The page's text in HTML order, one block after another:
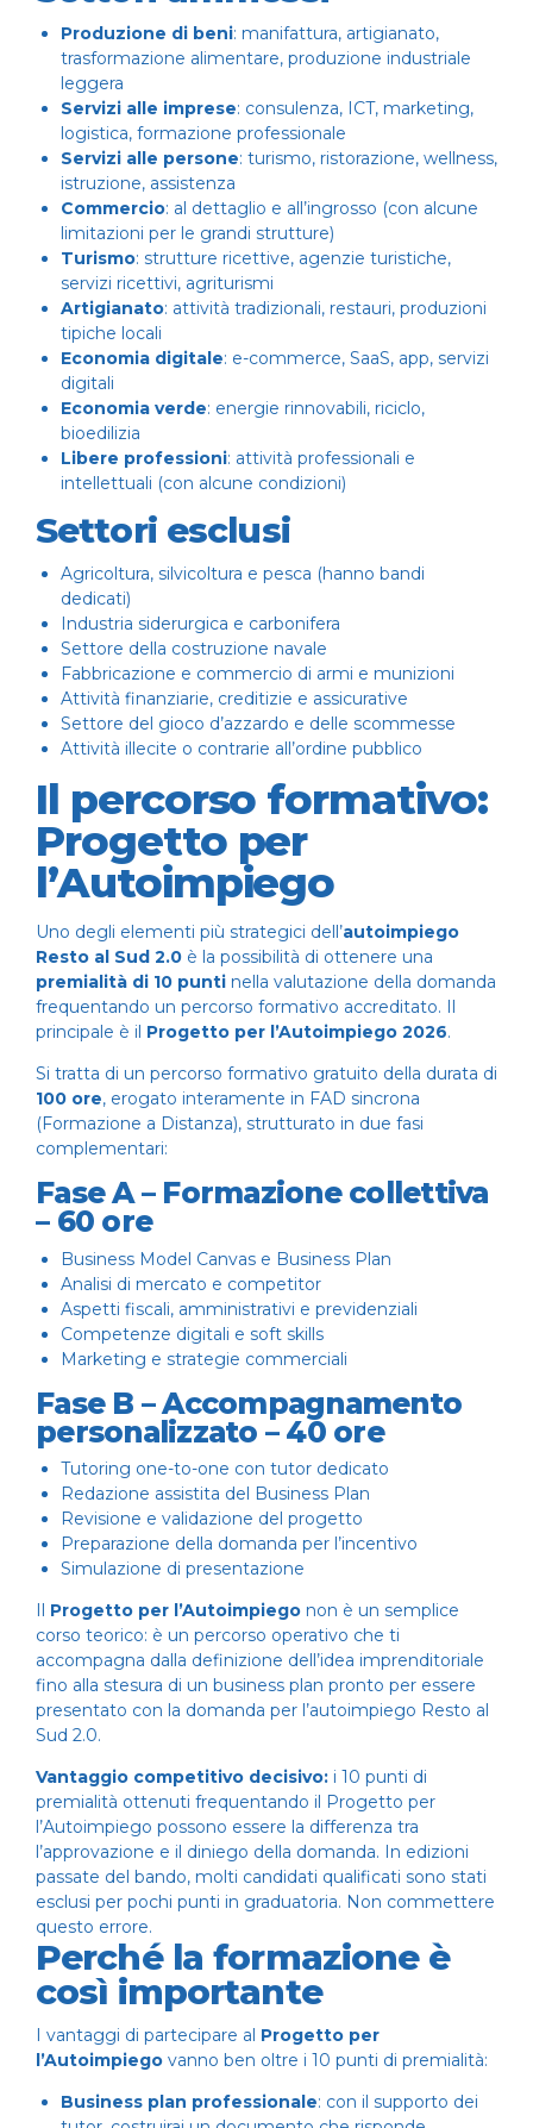
Produzione di beni: manifattura, artigianato,
trasformazione alimentare, produzione industriale
leggera
Servizi alle imprese: consulenza, ICT, marketing,
logistica, formazione professionale
Servizi alle persone: turismo, ristorazione, wellness,
istruzione, assistenza
Commercio: al dettaglio e all’ingrosso (con alcune
limitazioni per le grandi strutture)
Turismo: strutture ricettive, agenzie turistiche,
servizi ricettivi, agriturismi
Artigianato: attività tradizionali, restauri, produzioni
tipiche locali
Economia digitale: e-commerce, SaaS, app, servizi
digitali
Economia verde: energie rinnovabili, riciclo,
bioedilizia
Libere professioni: attività professionali e
intellettuali (con alcune condizioni)
Settori esclusi
Agricoltura, silvicoltura e pesca (hanno bandi
dedicati)
Industria siderurgica e carbonifera
Settore della costruzione navale
Fabbricazione e commercio di armi e munizioni
Attività finanziarie, creditizie e assicurative
Settore del gioco d’azzardo e delle scommesse
Attività illecite o contrarie all’ordine pubblico
Il percorso formativo:
Progetto per
l’Autoimpiego
Uno degli elementi più strategici dell’autoimpiego
Resto al Sud 2.0 è la possibilità di ottenere una
premialità di 10 punti nella valutazione della domanda
frequentando un percorso formativo accreditato. Il
principale è il Progetto per l’Autoimpiego 2026.
Si tratta di un percorso formativo gratuito della durata di
100 ore, erogato interamente in FAD sincrona
(Formazione a Distanza), strutturato in due fasi
complementari:
Fase A – Formazione collettiva
– 60 ore
Business Model Canvas e Business Plan
Analisi di mercato e competitor
Aspetti fiscali, amministrativi e previdenziali
Competenze digitali e soft skills
Marketing e strategie commerciali
Fase B – Accompagnamento
personalizzato – 40 ore
Tutoring one-to-one con tutor dedicato
Redazione assistita del Business Plan
Revisione e validazione del progetto
Preparazione della domanda per l’incentivo
Simulazione di presentazione
Progetto per l’Autoimpiego non è un semplice
corso teorico: è un percorso operativo che ti
accompagna dalla definizione dell’idea imprenditoriale
fino alla stesura di un business plan pronto per essere
presentato con la domanda per l’autoimpiego Resto al
Sud 2.0.
Vantaggio competitivo decisivo: i 10 punti di
premialità ottenuti frequentando il
Progetto per
l’Autoimpiego possono essere la differenza tra
l’approvazione e il diniego della domanda. In edizioni
passate del bando, molti candidati qualificati sono stati
esclusi per pochi punti in graduatoria. Non commettere
questo errore.
Perché la formazione è
così importante
I vantaggi di partecipare al Progetto per
l’Autoimpiego vanno ben oltre i 10 punti di premialità:
Business plan professionale: con il supporto dei